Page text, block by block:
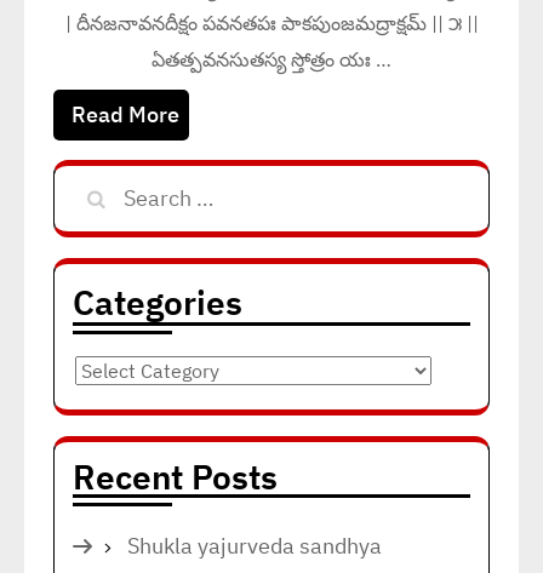
| దీనజనావనదీక్షం పవనతపః పాకపుంజమద్రాక్షమ్ || ౫ ||
ఏతత్పవనసుతస్య స్తోత్రం యః …
Read More
Search
for:
Categories
Categories
Recent Posts
Shukla yajurveda sandhya